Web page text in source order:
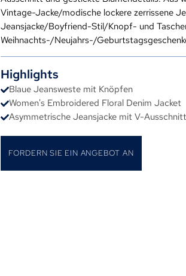
Vintage-Jacke/modische lockere zerrissene
Jeansjacke/Boyfriend-Stil/Knopf- und
Weihnachts-/Neujahrs-/
Highlights
Blaue Jeansweste mit Knöpfen
Women's Embroidered Floral Denim Jacket
Asymmetrische Jeansjacke mit V-Ausschnitt
FORDERN SIE EIN ANGEBOT AN